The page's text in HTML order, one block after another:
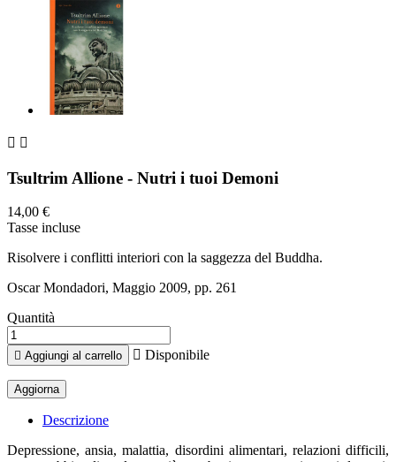
 
Tsultrim Allione - Nutri i tuoi Demoni
14,00 €
Tasse incluse
Risolvere i conflitti interiori con la saggezza del Buddha.
Oscar Mondadori, Maggio 2009, pp. 261
Quantità
 Aggiungi al carrello  Disponibile
Descrizione
Depressione, ansia, malattia, disordini alimentari, relazioni difficili,